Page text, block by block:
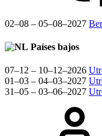
02–08 – 05–08–2027
Países bajos
07–12 – 10–12–2026
01–03 – 04–03–2027
31–05 – 03–06–2027